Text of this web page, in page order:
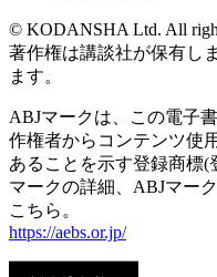
© KODANSHA Ltd. All
著作権は講談社が保有し
ます。
ABJマークは、この電子
作権者からコンテンツ使
あることを示す登録商標(
マークの詳細、ABJマー
こちら。
https://aebs.or.jp/